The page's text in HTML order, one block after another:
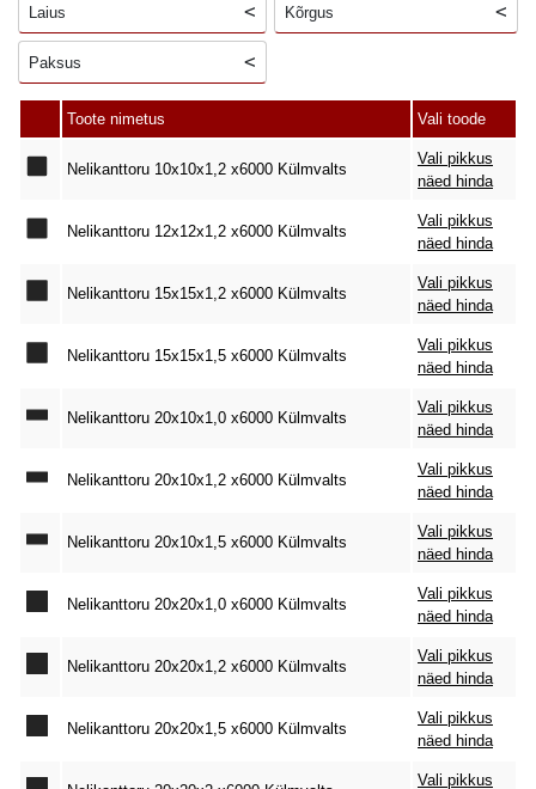
Laius Kõrgus
Paksus
Toote nimetus Vali toode
Nelikanttoru 10x10x1,2 x6000 Külmvalts
Vali pikkus
näed hinda
Nelikanttoru 12x12x1,2 x6000 Külmvalts
Vali pikkus
näed hinda
Nelikanttoru 15x15x1,2 x6000 Külmvalts
Vali pikkus
näed hinda
Nelikanttoru 15x15x1,5 x6000 Külmvalts
Vali pikkus
näed hinda
Nelikanttoru 20x10x1,0 x6000 Külmvalts
Vali pikkus
näed hinda
Nelikanttoru 20x10x1,2 x6000 Külmvalts
Vali pikkus
näed hinda
Nelikanttoru 20x10x1,5 x6000 Külmvalts
Vali pikkus
näed hinda
Nelikanttoru 20x20x1,0 x6000 Külmvalts
Vali pikkus
näed hinda
Nelikanttoru 20x20x1,2 x6000 Külmvalts
Vali pikkus
näed hinda
Nelikanttoru 20x20x1,5 x6000 Külmvalts
Vali pikkus
näed hinda
Vali pikkus